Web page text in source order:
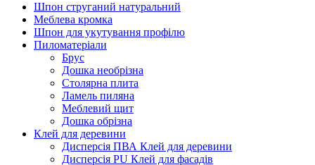
Шпон струганий натуральний
Меблева кромка
Шпон для укутування профілю
Пиломатеріали
Брус
Дошка необрізна
Столярна плита
Ламель пиляна
Меблевий щит
Дошка обрізна
Клей для деревини
Дисперсія ПВА Клей для деревини
Дисперсія PU Клей для фасадів